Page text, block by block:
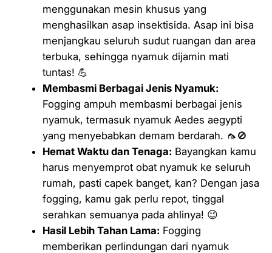
menggunakan mesin khusus yang
menghasilkan asap insektisida. Asap ini bisa
menjangkau seluruh sudut ruangan dan area
terbuka, sehingga nyamuk dijamin mati
tuntas! 💪
Membasmi Berbagai Jenis Nyamuk:
Fogging ampuh membasmi berbagai jenis
nyamuk, termasuk nyamuk Aedes aegypti
yang menyebabkan demam berdarah. 🦟🚫
Hemat Waktu dan Tenaga: Bayangkan kamu
harus menyemprot obat nyamuk ke seluruh
rumah, pasti capek banget, kan? Dengan jasa
fogging, kamu gak perlu repot, tinggal
serahkan semuanya pada ahlinya! 😉
Hasil Lebih Tahan Lama: Fogging
memberikan perlindungan dari nyamuk